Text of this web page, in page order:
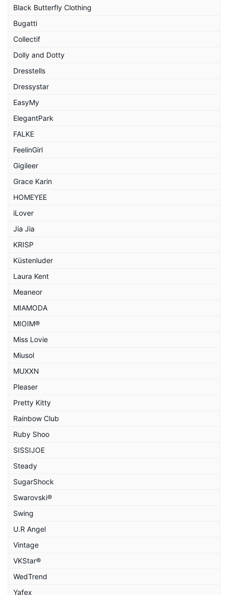
Black Butterfly Clothing
Bugatti
Collectif
Dolly and Dotty
Dresstells
Dressystar
EasyMy
ElegantPark
FALKE
FeelinGirl
Gigileer
Grace Karin
HOMEYEE
iLover
Jia Jia
KRISP
Küstenluder
Laura Kent
Meaneor
MIAMODA
MIOIM®
Miss Lovie
Miusol
MUXXN
Pleaser
Pretty Kitty
Rainbow Club
Ruby Shoo
SISSIJOE
Steady
SugarShock
Swarovski®
Swing
U.R Angel
Vintage
VKStar®
WedTrend
Yafex